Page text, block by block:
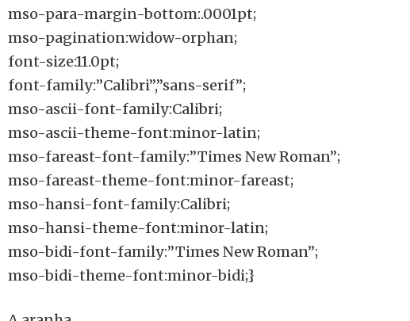
mso-para-margin-bottom:.0001pt;
mso-pagination:widow-orphan;
font-size:11.0pt;
font-family:”Calibri”,”sans-serif”;
mso-ascii-font-family:Calibri;
mso-ascii-theme-font:minor-latin;
mso-fareast-font-family:”Times New Roman”;
mso-fareast-theme-font:minor-fareast;
mso-hansi-font-family:Calibri;
mso-hansi-theme-font:minor-latin;
mso-bidi-font-family:”Times New Roman”;
mso-bidi-theme-font:minor-bidi;}